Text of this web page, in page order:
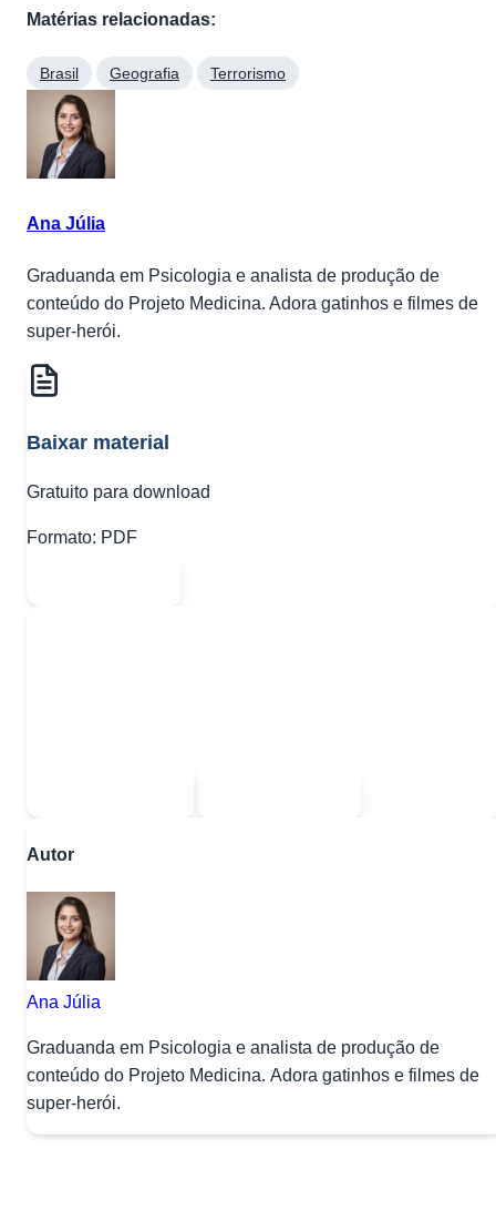
Matérias relacionadas:
Brasil Geografia Terrorismo
Ana Júlia
Graduanda em Psicologia e analista de produção de
conteúdo do Projeto Medicina. Adora gatinhos e filmes de
super-herói.
Baixar material
Gratuito para download
Formato: PDF
Autor
Ana Júlia
Graduanda em Psicologia e analista de produção de
conteúdo do Projeto Medicina. Adora gatinhos e filmes de
super-herói.